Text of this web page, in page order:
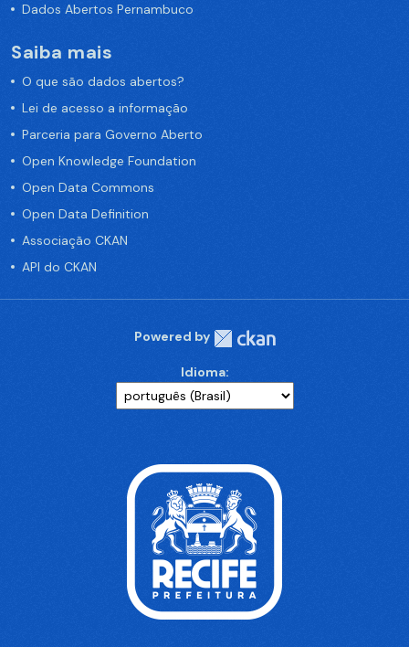
Dados Abertos Pernambuco
Saiba mais
O que são dados abertos?
Lei de acesso a informação
Parceria para Governo Aberto
Open Knowledge Foundation
Open Data Commons
Open Data Definition
Associação CKAN
API do CKAN
Powered by
Idioma